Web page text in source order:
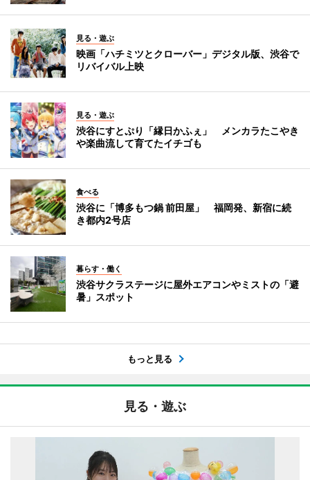
見る・遊ぶ
映画「ハチミツとクローバー」デジタル版、渋谷で
リバイバル上映
見る・遊ぶ
渋谷にすとぷり「縁日かふぇ」 メンカラたこやき
や楽曲流して育てたイチゴも
食べる
渋谷に「博多もつ鍋 前田屋」 福岡発、新宿に続
き都内2号店
暮らす・働く
渋谷サクラステージに屋外エアコンやミストの「避
暑」スポット
もっと見る
見る・遊ぶ